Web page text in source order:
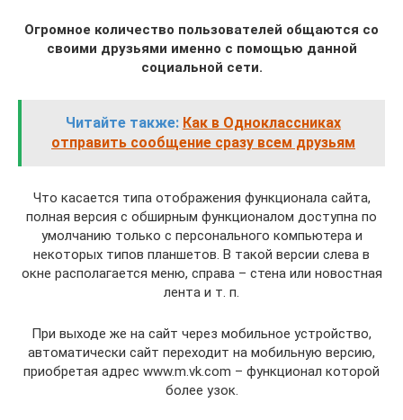
Огромное количество пользователей общаются со
своими друзьями именно с помощью данной
социальной сети.
Читайте также: Как в Одноклассниках
отправить сообщение сразу всем друзьям
Что касается типа отображения функционала сайта,
полная версия с обширным функционалом доступна по
умолчанию только с персонального компьютера и
некоторых типов планшетов. В такой версии слева в
окне располагается меню, справа – стена или новостная
лента и т. п.
При выходе же на сайт через мобильное устройство,
автоматически сайт переходит на мобильную версию,
приобретая адрес www.m.vk.com – функционал которой
более узок.